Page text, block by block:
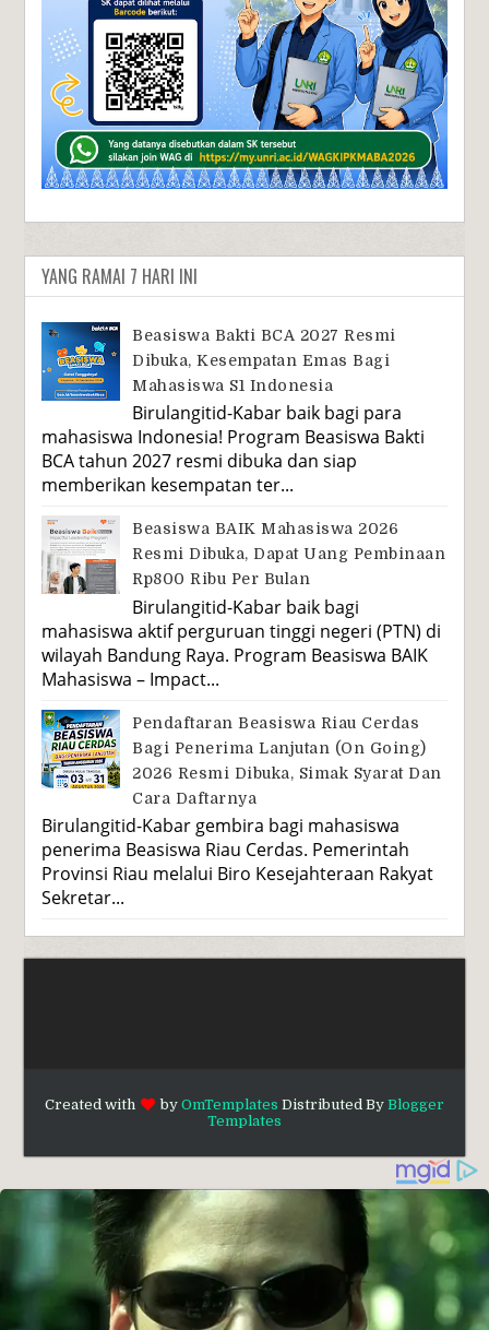
YANG RAMAI 7 HARI INI
Beasiswa Bakti BCA 2027 Resmi
Dibuka, Kesempatan Emas Bagi
Mahasiswa S1 Indonesia
Birulangitid-Kabar baik bagi para
mahasiswa Indonesia! Program Beasiswa Bakti
BCA tahun 2027 resmi dibuka dan siap
memberikan kesempatan ter...
Beasiswa BAIK Mahasiswa 2026
Resmi Dibuka, Dapat Uang Pembinaan
Rp800 Ribu Per Bulan
Birulangitid-Kabar baik bagi
mahasiswa aktif perguruan tinggi negeri (PTN) di
wilayah Bandung Raya. Program Beasiswa BAIK
Mahasiswa – Impact...
Pendaftaran Beasiswa Riau Cerdas
Bagi Penerima Lanjutan (On Going)
2026 Resmi Dibuka, Simak Syarat Dan
Cara Daftarnya
Birulangitid-Kabar gembira bagi mahasiswa
penerima Beasiswa Riau Cerdas. Pemerintah
Provinsi Riau melalui Biro Kesejahteraan Rakyat
Sekretar...
Created with by OmTemplates Distributed By Blogger
Templates